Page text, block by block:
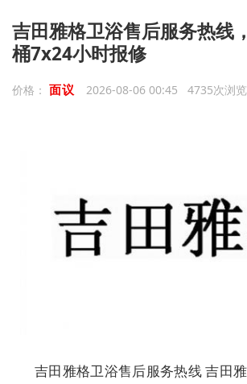
吉田雅格卫浴售后服务热线
桶7x24小时报修
价格： 面议 2026-08-06 00:45 4735次浏览
吉田雅格卫浴售后服务热线 吉田